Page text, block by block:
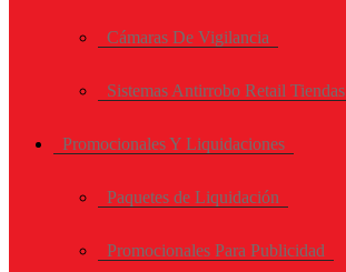
Cámaras De Vigilancia
Sistemas Antirrobo Retail Tiendas
Promocionales Y Liquidaciones
Paquetes de Liquidación
Promocionales Para Publicidad